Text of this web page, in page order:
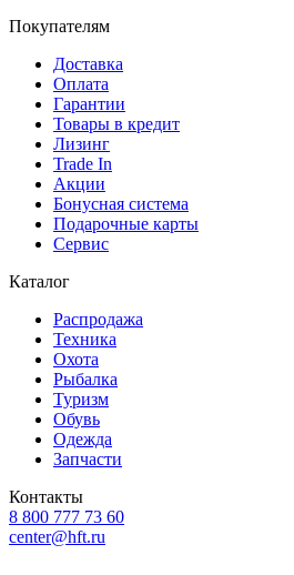
Покупателям
Доставка
Оплата
Гарантии
Товары в кредит
Лизинг
Trade In
Акции
Бонусная система
Подарочные карты
Сервис
Каталог
Распродажа
Техника
Охота
Рыбалка
Туризм
Обувь
Одежда
Запчасти
Контакты
8 800 777 73 60
center@hft.ru